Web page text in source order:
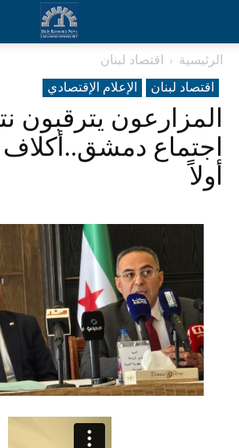
الرئيسية
اقتصاد لبنان
اقتصاد لبنان
الإعلام الإقتصادي
المزارعون يترقبون
اجتماع دمشق..أكلاف
أولاً